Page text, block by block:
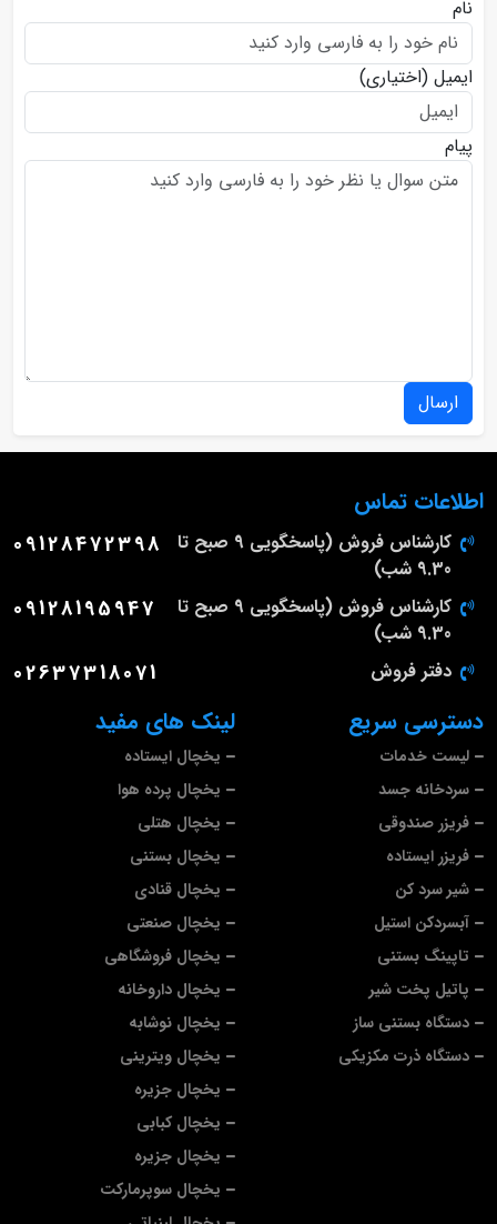
نام
ایمیل (اختیاری)
پیام
ارسال
لینک های مفید
یخچال ایستاده
یخچال پرده هوا
یخچال هتلی
یخچال بستنی
یخچال قنادی
یخچال صنعتی
یخچال فروشگاهی
یخچال داروخانه
یخچال نوشابه
یخچال ویترینی
یخچال جزیره
یخچال کبابی
یخچال جزیره
یخچال سوپرمارکت
دسترسی سریع
لیست خدمات
سردخانه جسد
فریزر صندوقی
فریزر ایستاده
شیر سرد کن
آبسردکن استیل
تاپینگ بستنی
پاتیل پخت شیر
دستگاه بستنی ساز
دستگاه ذرت مکزیکی
اطلاعات تماس
کارشناس فروش (پاسخگویی 9 صبح تا
9.30 شب)
09128472398
کارشناس فروش (پاسخگویی 9 صبح تا
9.30 شب)
09128195947
دفتر فروش 02637318071